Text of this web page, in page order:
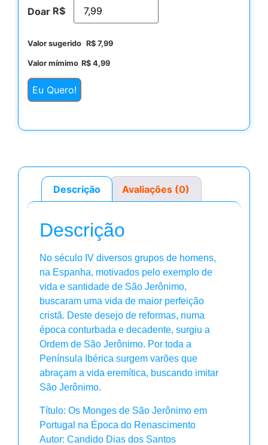
Doar R$
Valor sugerido R$ 7,99
Valor mímimo R$ 4,99
Eu Quero!
Descrição Avaliações (0)
Descrição
No século IV diversos grupos de homens,
na Espanha, motivados pelo exemplo de
vida e santidade de São Jerônimo,
buscaram uma vida de maior perfeição
cristã. Deste desejo de reformas, numa
época conturbada e decadente, surgiu a
Ordem de São Jerônimo. Por toda a
Península Ibérica surgem varões que
abraçam a vida eremítica, buscando imitar
São Jerônimo.
Título: Os Monges de São Jerônimo em
Portugal na Época do Renascimento
Autor: Candido Dias dos Santos